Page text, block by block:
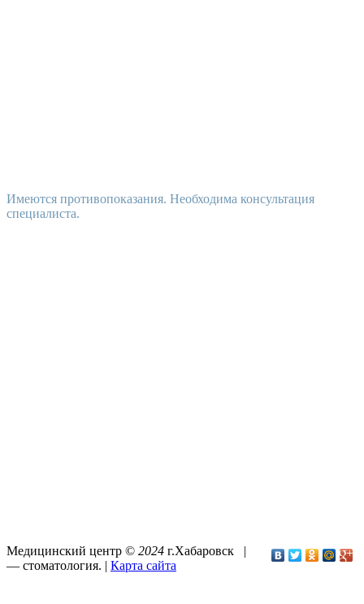
Имеются противопоказания. Необходима консультация
специалиста.
Медицинский центр © 2024 г.Хабаровск |
— стоматология. | Карта сайта